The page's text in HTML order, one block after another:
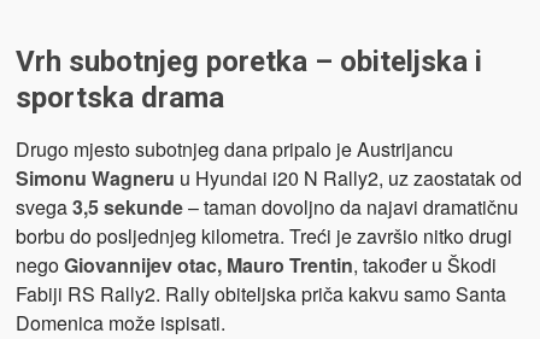
Vrh subotnjeg poretka – obiteljska i
sportska drama
Drugo mjesto subotnjeg dana pripalo je Austrijancu
Simonu Wagneru u Hyundai i20 N Rally2, uz zaostatak od
svega3,5 sekunde– taman dovoljno da najavi dramatičnu
borbu do posljednjeg kilometra. Treći je završio nitko drugi
negoGiovannijev otac, Mauro Trentin, također u Škodi
Fabiji RS Rally2. Rally obiteljska priča kakvu samo Santa
Domenica može ispisati.